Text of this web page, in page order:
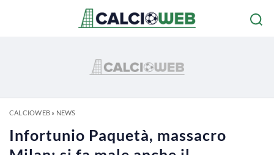
CALCIOWEB» NEWS
Infortunio Paquetà, massacro